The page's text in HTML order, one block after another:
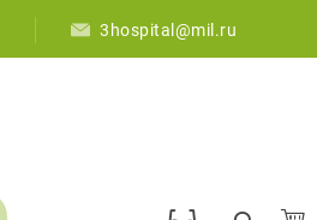
3hospital@mil.ru